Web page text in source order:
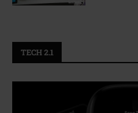
TECH 2.1